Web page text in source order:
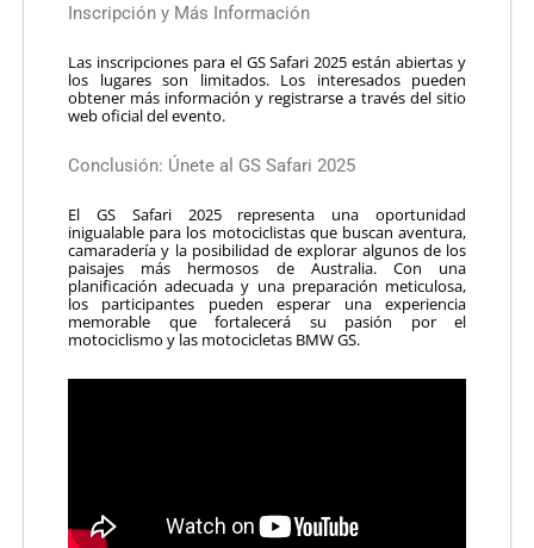
Inscripción y Más Información
Las inscripciones para el GS Safari 2025 están abiertas y
los lugares son limitados. Los interesados pueden
obtener más información y registrarse a través del sitio
web oficial del evento.
Conclusión: Únete al GS Safari 2025
El GS Safari 2025 representa una oportunidad
inigualable para los motociclistas que buscan aventura,
camaradería y la posibilidad de explorar algunos de los
paisajes más hermosos de Australia.
Con una
planificación adecuada y una preparación meticulosa,
los participantes pueden esperar una experiencia
memorable que fortalecerá su pasión por el
motociclismo y las motocicletas BMW GS.